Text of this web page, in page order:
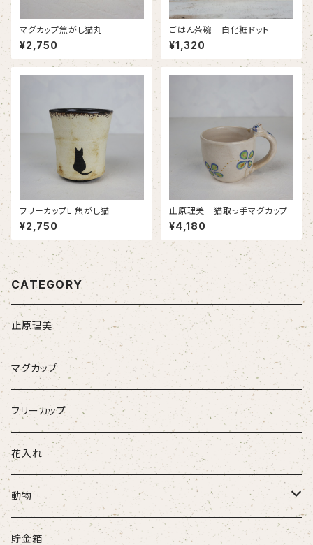
マグカップ焦がし猫丸
¥2,750
ごはん茶碗 白化粧ドット
¥1,320
フリーカップL 焦がし猫
¥2,750
止原理美 猫取っ手マグカップ
¥4,180
CATEGORY
止原理美
マグカップ
フリーカップ
花入れ
動物
牛
貯金箱